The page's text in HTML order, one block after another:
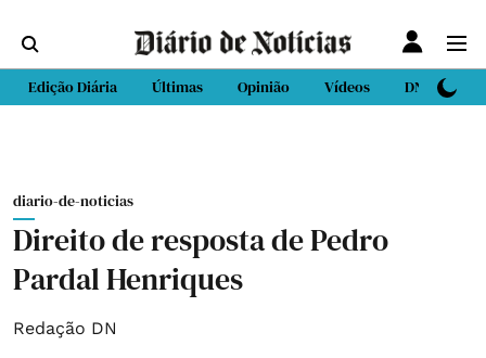
Edição Diária Últimas Opinião Vídeos DN Sport
diario-de-noticias
Direito de resposta de Pedro
Pardal Henriques
Redação DN